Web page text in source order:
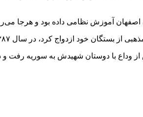
اصفهان آموزش نظامی داده بود و هرجا